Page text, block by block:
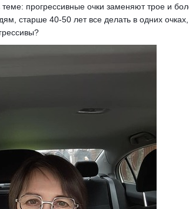
теме: прогрессивные очки заменяют трое и
старше 40-50 лет все делать в одних